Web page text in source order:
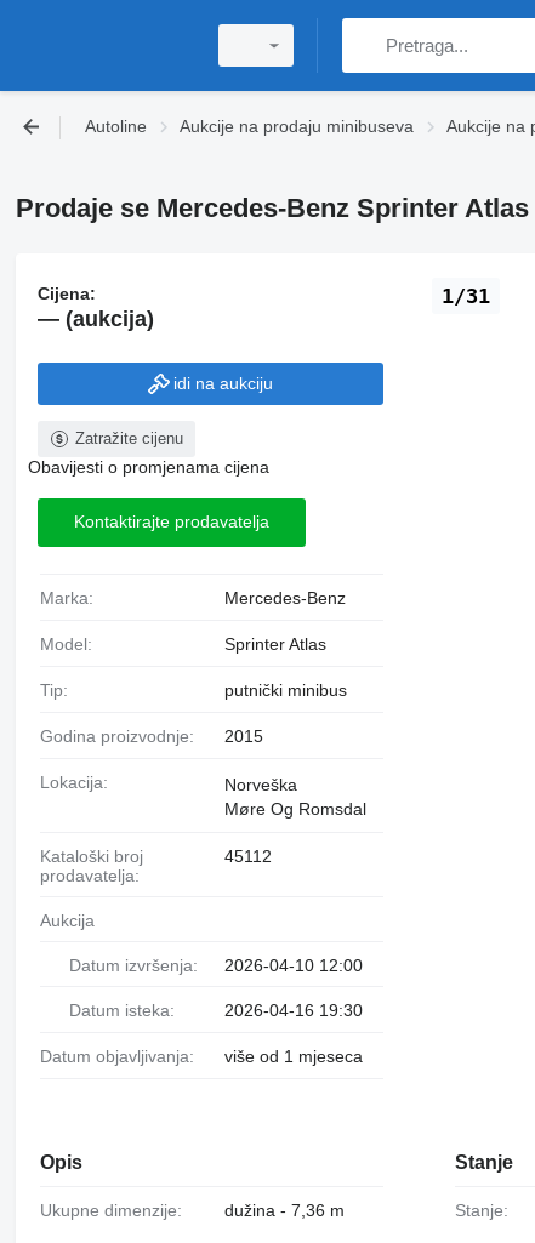
Autoline Aukcije na prodaju minibuseva Aukcije na
Prodaje se Mercedes-Benz Sprinter
1/31
Cijena:
— (aukcija)
idi na aukciju
Zatražite cijenu
Obavijesti o promjenama cijena
Kontaktirajte prodavatelja
Marka: Mercedes-Benz
Model: Sprinter Atlas
Tip: putnički minibus
Godina proizvodnje: 2015
Lokacija:
Norveška
Møre Og Romsdal
Kataloški broj
prodavatelja:
45112
Aukcija
Datum izvršenja: 2026-04-10 12:00
Datum isteka: 2026-04-16 19:30
Datum objavljivanja: više od 1 mjeseca
Opis
Ukupne dimenzije: dužina - 7,36 m
Stanje
Stanje: